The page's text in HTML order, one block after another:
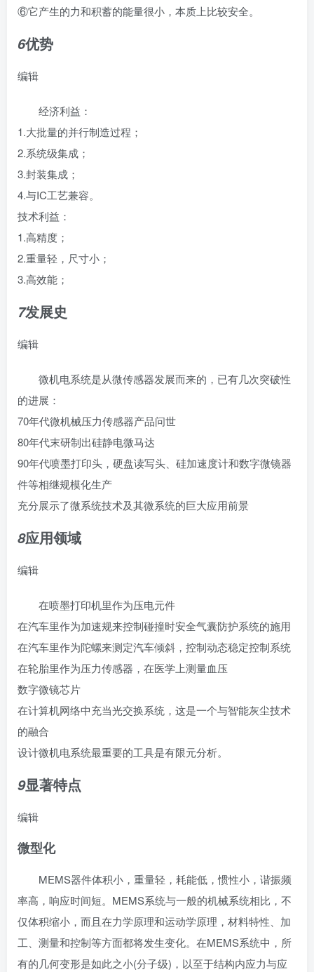
⑥它产生的力和积蓄的能量很小，本质上比较安全。
6优势
编辑
经济利益：
1.大批量的并行制造过程；
2.系统级集成；
3.封装集成；
4.与IC工艺兼容。
技术利益：
1.高精度；
2.重量轻，尺寸小；
3.高效能；
7发展史
编辑
微机电系统是从微传感器发展而来的，已有几次突破性
的进展：
70年代微机械压力传感器产品问世
80年代末研制出硅静电微马达
90年代喷墨打印头，硬盘读写头、硅加速度计和数字微镜器
件等相继规模化生产
充分展示了微系统技术及其微系统的巨大应用前景
8应用领域
编辑
在喷墨打印机里作为压电元件
在汽车里作为加速规来控制碰撞时安全气囊防护系统的施用
在汽车里作为陀螺来测定汽车倾斜，控制动态稳定控制系统
在轮胎里作为压力传感器，在医学上测量血压
数字微镜芯片
在计算机网络中充当光交换系统，这是一个与智能灰尘技术
的融合
设计微机电系统最重要的工具是有限元分析。
9显著特点
编辑
微型化
MEMS器件体积小，重量轻，耗能低，惯性小，谐振频
率高，响应时间短。MEMS系统与一般的机械系统相比，不
仅体积缩小，而且在力学原理和运动学原理，材料特性、加
工、测量和控制等方面都将发生变化。在MEMS系统中，所
有的几何变形是如此之小(分子级)，以至于结构内应力与应